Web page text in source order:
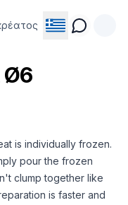
Ø6
is individually frozen.
pour the frozen
clump together like
is faster and